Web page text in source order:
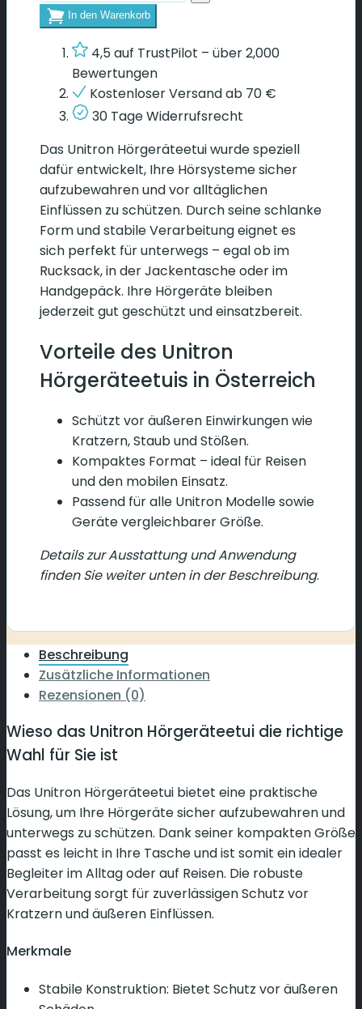
In den Warenkorb
4,5 auf TrustPilot – über 2,000
Bewertungen
Kostenloser Versand ab 70 €
30 Tage Widerrufsrecht
Das Unitron Hörgeräteetui wurde speziell
dafür entwickelt, Ihre Hörsysteme sicher
aufzubewahren und vor alltäglichen
Einflüssen zu schützen. Durch seine schlanke
Form und stabile Verarbeitung eignet es
sich perfekt für unterwegs – egal ob im
Rucksack, in der Jackentasche oder im
Handgepäck. Ihre Hörgeräte bleiben
jederzeit gut geschützt und einsatzbereit.
Vorteile des Unitron
Hörgeräteetuis in Österreich
Schützt vor äußeren Einwirkungen wie
Kratzern, Staub und Stößen.
Kompaktes Format – ideal für Reisen
und den mobilen Einsatz.
Passend für alle Unitron Modelle sowie
Geräte vergleichbarer Größe.
Details zur Ausstattung und Anwendung
finden Sie weiter unten in der Beschreibung.
Beschreibung
Zusätzliche Informationen
Rezensionen (0)
Wieso das Unitron Hörgeräteetui die richtige
Wahl für Sie ist
Das Unitron Hörgeräteetui bietet eine praktische
Lösung, um Ihre Hörgeräte sicher aufzubewahren und
unterwegs zu schützen. Dank seiner kompakten Größe
passt es leicht in Ihre Tasche und ist somit ein idealer
Begleiter im Alltag oder auf Reisen. Die robuste
Verarbeitung sorgt für zuverlässigen Schutz vor
Kratzern und äußeren Einflüssen.
Merkmale
Stabile Konstruktion: Bietet Schutz vor äußeren